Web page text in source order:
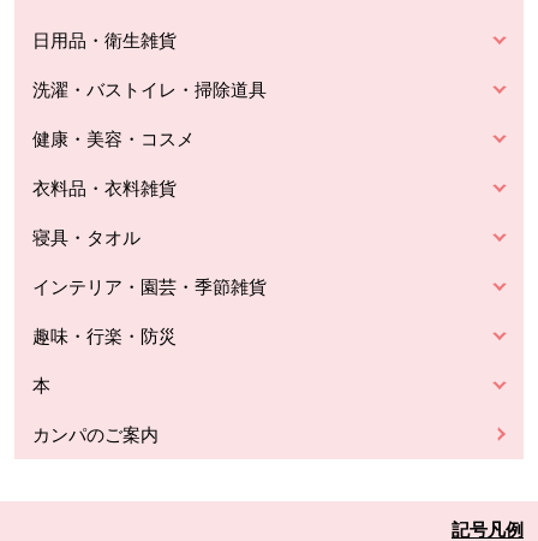
日用品・衛生雑貨
洗濯・バストイレ・掃除道具
健康・美容・コスメ
衣料品・衣料雑貨
寝具・タオル
インテリア・園芸・季節雑貨
趣味・行楽・防災
本
カンパのご案内
記号凡例